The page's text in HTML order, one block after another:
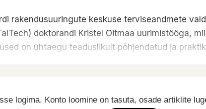
rakendusuuringute keskuse terviseandmete
doktorandi Kristel Oitmaa uurimistööga,
on ühtaegu teaduslikult põhjendatud ja
logima. Konto loomine on tasuta, osade artiklite